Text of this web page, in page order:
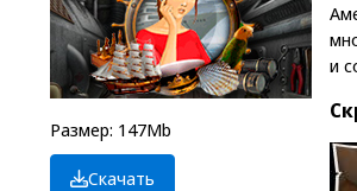
Размер: 147Mb
Скачать
и